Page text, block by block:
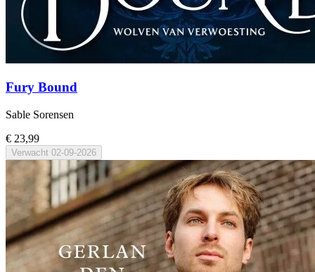
Fury Bound
Sable Sorensen
€ 23,99
Verwacht 02-09-2026